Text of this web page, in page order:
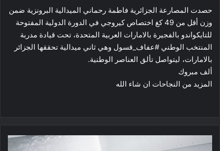
حصدت المصارعة الجزائرية فاطمة رحماني الميدالية البرونزية ضمن
وزن أقل من 49 كغ اختصاص كيروجي في الدورة الدولية المفتوحة
للتايكواندو بالفجيرة بالامارات العربية المتحدة، تحت قيادة مدربة
المنتخب الوطني #عفاف_قسول وهي ثاني ميدالية تحققها الجزائر
بالامارات، ليتواصل تألق العناصر الوطنية.
ألف مبروك
المزيد من النجاحات ان شاء الله